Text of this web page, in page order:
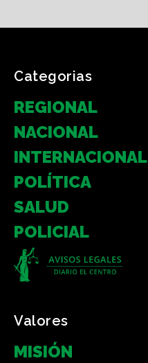
Categorias
REGIONAL
NACIONAL
INTERNACIONAL
POLÍTICA
SALUD
POLICIAL
Valores
MISIÓN